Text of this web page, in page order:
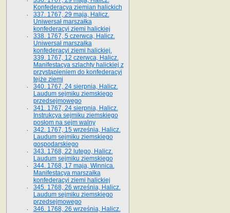
Konfederacya ziemian halickich
337. 1767, 29 maja, Halicz.
Uniwersał marszałka
konfederacyi ziemi halickiej
338. 1767, 5 czerwca, Halicz.
Uniwersał marszałka
konfederacyi ziemi halickiej.
339. 1767, 12 czerwca, Halicz.
Manifestacya szlachty halickiej z
przystąpieniem do konfederacyi
tejże ziemi
340. 1767, 24 sierpnia, Halicz.
Laudum sejmiku ziemskiego
przedsejmowego
341. 1767, 24 sierpnia, Halicz.
Instrukcya sejmiku ziemskiego
posłom na sejm walny
342. 1767, 15 września, Halicz.
Laudum sejmiku ziemskiego
gospodarskiego
343. 1768, 22 lutego, Halicz.
Laudum sejmiku ziemskiego
344. 1768, 17 maja, Winnica.
Manifestacya marszałka
konfederacyi ziemi halickiej
345. 1768, 26 września, Halicz.
Laudum sejmiku ziemskiego
przedsejmowego
346. 1768, 26 września, Halicz.